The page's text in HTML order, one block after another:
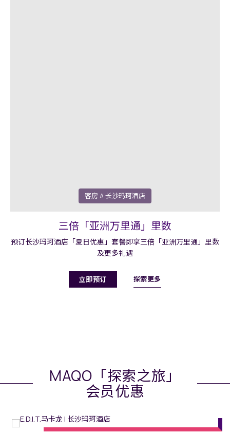
客房 // 长沙玛珂酒店
三倍「亚洲万里通」里数
预订长沙玛珂酒店「夏日优惠」套餐即享三倍「亚洲万里通」里数
及更多礼遇
立即预订 探索更多
MAQO「探索之旅」
会员优惠